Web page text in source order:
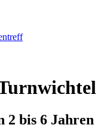
bis 6 Jahren